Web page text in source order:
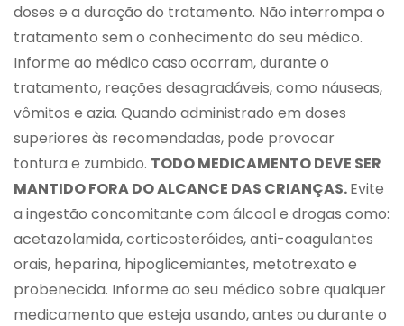
doses e a duração do tratamento. Não interrompa o
tratamento sem o conhecimento do seu médico.
Informe ao médico caso ocorram, durante o
tratamento, reações desagradáveis, como náuseas,
vômitos e azia. Quando administrado em doses
superiores às recomendadas, pode provocar
tontura e zumbido. TODO MEDICAMENTO DEVE SER
MANTIDO FORA DO ALCANCE DAS CRIANÇAS.Evite
a ingestão concomitante com álcool e drogas como:
acetazolamida, corticosteróides, anti-coagulantes
orais, heparina, hipoglicemiantes, metotrexato e
probenecida. Informe ao seu médico sobre qualquer
medicamento que esteja usando, antes ou durante o